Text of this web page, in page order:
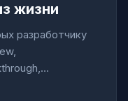
жизни
разработчику